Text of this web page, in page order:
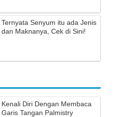
Ternyata Senyum itu ada Jenis
dan Maknanya, Cek di Sini!
Kenali Diri Dengan Membaca
Garis Tangan Palmistry